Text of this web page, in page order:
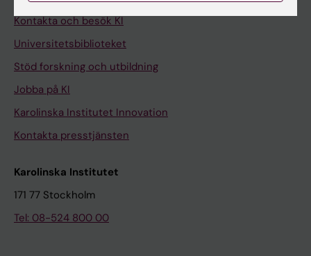
Kontakta och besök KI
Universitetsbiblioteket
Stöd forskning och utbildning
Jobba på KI
Karolinska Institutet Innovation
Kontakta presstjänsten
Karolinska Institutet
171 77 Stockholm
Tel: 08-524 800 00